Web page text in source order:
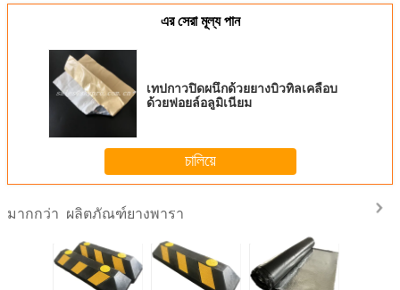
এর সেরা মূল্য পান
เทปกาวปิดผนึกด้วยยางบิวทิลเคลือบ
ด้วยฟอยล์อลูมิเนียม
চালিয়ে
มากกว่า ผลิตภัณฑ์ยางพารา